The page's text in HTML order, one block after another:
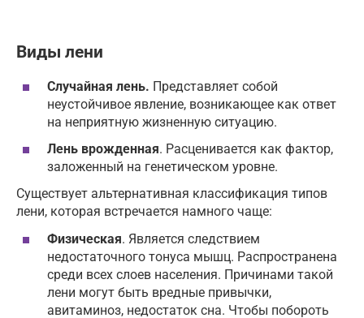
Виды лени
Случайная лень. Представляет собой
неустойчивое явление, возникающее как ответ
на неприятную жизненную ситуацию.
Лень врожденная. Расценивается как фактор,
заложенный на генетическом уровне.
Существует альтернативная классификация типов
лени, которая встречается намного чаще:
Физическая. Является следствием
недостаточного тонуса мышц. Распространена
среди всех слоев населения. Причинами такой
лени могут быть вредные привычки,
авитаминоз, недостаток сна. Чтобы побороть